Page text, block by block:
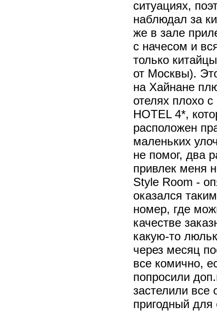
ситуациях,
наблюдал за
же в зале
с начесом и
только
от Москвы).
на Хайнане
отелях плохо
HOTEL 4*,
расположен
маленьких
не помог, два
привлек меня
Style Room -
оказался
номер, где
качестве
какую-то
через месяц
все комично,
попросили
застелили все
пригодный